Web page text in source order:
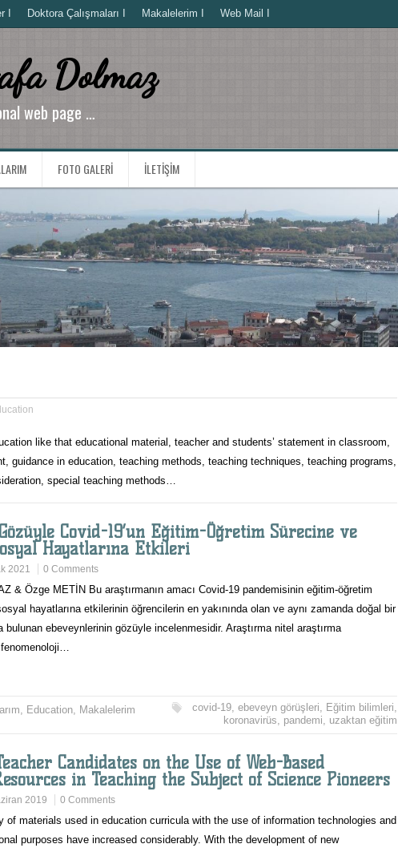
I Doktora Çalışmaları I Makalelerim I Web Mail I
Dolmaz
web page …
FOTO GALERI İLETIŞIM
like that educational material, teacher and students’ statement in classroom,
guidance in education, teaching methods, teaching techniques, teaching programs,
special teaching methods…
Covid-19’un Eğitim-Öğretim Sürecine ve
Hayatlarına Etkileri
2021 0 Comments
& Özge METİN Bu araştırmanın amacı Covid-19 pandemisinin eğitim-öğretim
hayatlarına etkilerinin öğrencilerin en yakınında olan ve aynı zamanda doğal bir
ebeveynlerinin gözüyle incelenmesidir. Araştırma nitel araştırma
fenomenoloji…
, Education, Makalelerim covid-19, ebeveyn görüşleri, Eğitim bilimleri,
koronavirüs, pandemi, uzaktan eğitim
Candidates on the Use of Web-Based
in Teaching the Subject of Science Pioneers
2019 0 Comments
of materials used in education curricula with the use of information technologies and
purposes have increased considerably. With the development of new